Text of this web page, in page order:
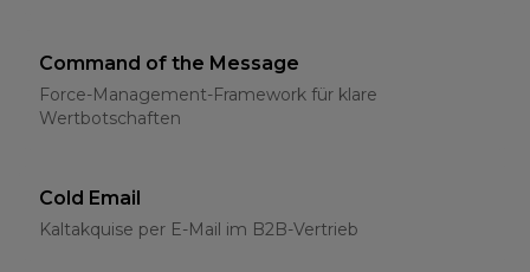
Command of the Message
Force-Management-Framework für klare
Wertbotschaften
Cold Email
Kaltakquise per E-Mail im B2B-Vertrieb